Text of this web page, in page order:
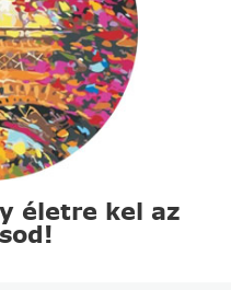
életre kel az